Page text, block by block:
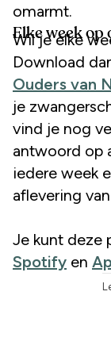
omarmt.
Elke week op
Wil je elke
Download
Ouders van
je
vind je nog
antwoord op
iedere week
aflevering
Je kunt deze
Spotify en